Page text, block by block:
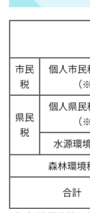
市民
税
個人市民
（
県民
税
個人県民
（
水源環
森林環境
合計